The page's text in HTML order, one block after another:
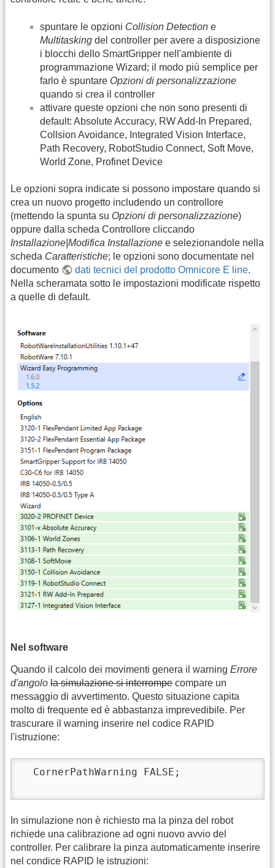
spuntare le opzioni Collision Detection e
Multitasking del controller per avere a disposizione
i blocchi dello SmartGripper nell'ambiente di
programmazione Wizard; il modo più semplice per
farlo è spuntare Opzioni di personalizzazione
quando si crea il controller
attivare queste opzioni che non sono presenti di
default: Absolute Accuracy, RW Add-In Prepared,
Collsion Avoidance, Integrated Vision Interface,
Path Recovery, RobotStudio Connect, Soft Move,
World Zone, Profinet Device
Le opzioni sopra indicate si possono impostare quando si
crea un nuovo progetto includendo un controllore
(mettendo la spunta su Opzioni di personalizzazione)
oppure dalla scheda Controllore cliccando
Installazione|Modifica Installazione e selezionandole nella
scheda Caratteristiche; le opzioni sono documentate nel
documento
dati tecnici del prodotto Omnicore E line.
Nella scheramata sotto le impostazioni modificate rispetto
a quelle di default.
Nel software
Quando il calcolo dei movimenti genera il warning Errore
d'angolo la simulazione si interrompe compare un
messaggio di avvertimento. Questo situazione capita
molto di frequente ed è abbastanza imprevedibile. Per
trascurare il warning inserire nel codice RAPID
l'istruzione:
  CornerPathWarning FALSE;
In simulazione non è richiesto ma la pinza del robot
richiede una calibrazione ad ogni nuovo avvio del
controller. Per calibrare la pinza automaticamente inserire
nel condice RAPID le istruzioni: